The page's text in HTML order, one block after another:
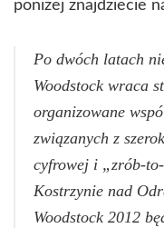
poniżej znajdziecie
Po dwóch latach
Woodstock wraca
organizowane
związanych z
cyfrowej i „zrób-
Kostrzynie nad
Woodstock 2012